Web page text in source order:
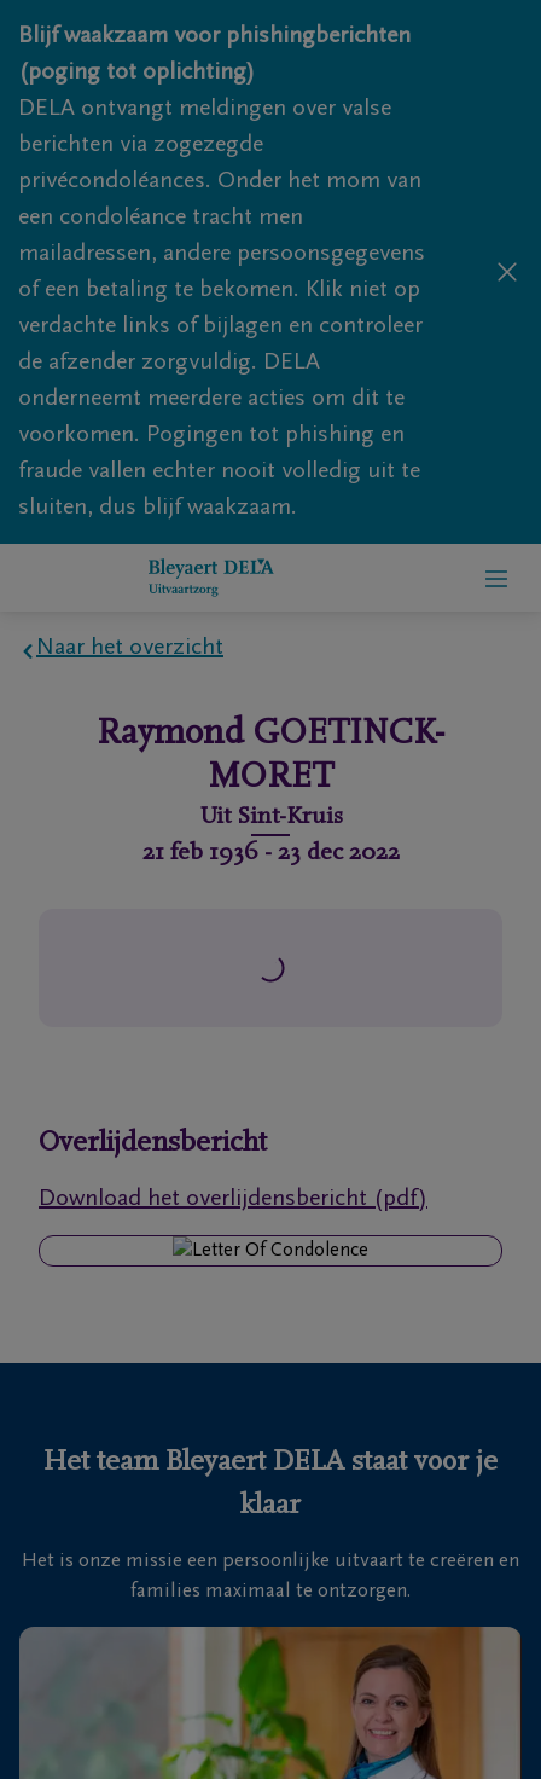
Overslaan en naar inhoud gaan
Blijf waakzaam voor phishingberichten
(poging tot oplichting)
DELA ontvangt meldingen over valse
berichten via zogezegde
privécondoléances. Onder het mom van
een condoléance tracht men
mailadressen, andere persoonsgegevens
of een betaling te bekomen. Klik niet op
verdachte links of bijlagen en controleer
de afzender zorgvuldig. DELA
onderneemt meerdere acties om dit te
voorkomen. Pogingen tot phishing en
fraude vallen echter nooit volledig uit te
sluiten, dus blijf waakzaam.
Ons
Veelgestelde
vragen
18
Naar het overzicht
Raymond GOETINCK-
MORET
Uit Sint-Kruis
21 feb 1936- 23 dec 2022
Overlijdensbericht
Download het overlijdensbericht (pdf)
Het team Bleyaert DELA staat voor je
klaar
Het is onze missie een persoonlijke uitvaart te creëren en
families maximaal te ontzorgen.